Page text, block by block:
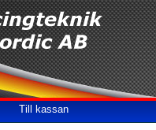
Till kassan